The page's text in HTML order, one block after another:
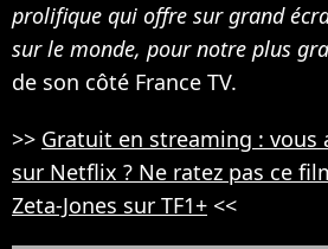
prolifique qui offre sur grand
sur le monde, pour notre plus
de son côté France TV.
>> Gratuit en streaming : vous
sur Netflix ? Ne ratez pas ce
Zeta-Jones sur TF1+ <<